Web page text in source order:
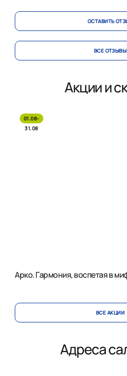
ОСТАВИТЬ
ВСЕ ОТЗЫВЫ
Акции и
01.08-
31.08
Арко. Гармония, воспетая в
ВСЕ АКЦИИ
Адреса